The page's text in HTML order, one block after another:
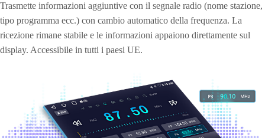
Trasmette informazioni aggiuntive con il segnale radio (nome stazione,
tipo programma ecc.) con cambio automatico della frequenza. La
ricezione rimane stabile e le informazioni appaiono direttamente sul
display. Accessibile in tutti i paesi UE.